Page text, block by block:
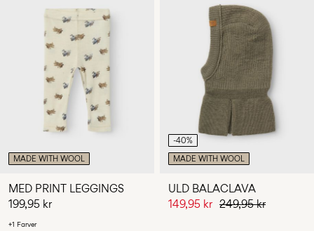
MADE WITH WOOL
MED PRINT LEGGINGS
199,95 kr
+1 Farver
-40%
MADE WITH WOOL
ULD BALACLAVA
149,95 kr 249,95 kr